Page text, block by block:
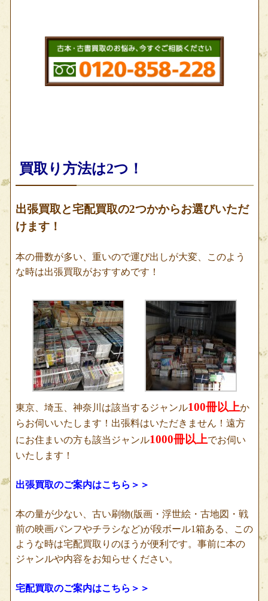
買取り方法は2つ！
出張買取と宅配買取の2つかからお選びいただ
けます！
本の冊数が多い、重いので運び出しが大変、このよう
な時は出張買取がおすすめです！
東京、埼玉、神奈川は該当するジャンル100冊以上か
らお伺いいたします！出張料はいただきません！遠方
にお住まいの方も該当ジャンル1000冊以上でお伺い
いたします！
出張買取のご案内はこちら＞＞
本の量が少ない、古い刷物(版画・浮世絵・古地図・戦
前の映画パンフやチラシなど)が段ボール1箱ある、この
ような時は宅配買取りのほうが便利です。事前に本の
ジャンルや内容をお知らせください。
宅配買取のご案内はこちら＞＞